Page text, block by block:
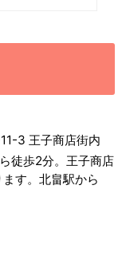
3 王子商店街内
徒歩2分。王子商店
す。北畠駅から